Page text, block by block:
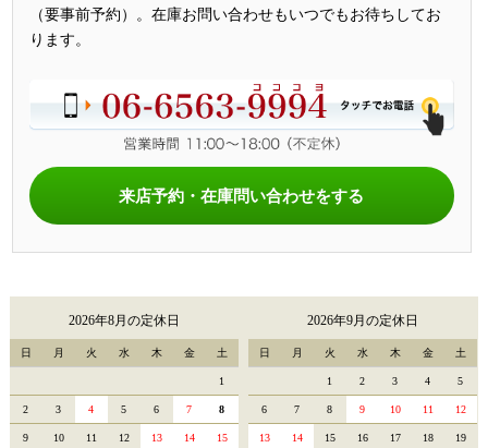
（要事前予約）。在庫お問い合わせもいつでもお待ちしてお
ります。
来店予約・在庫問い合わせをする
2026年8月の定休日
日 月 火 水 木 金 土
1
2 3 4 5 6 7 8
9 10 11 12 13 14 15
2026年9月の定休日
日 月 火 水 木 金 土
1 2 3 4 5
6 7 8 9 10 11 12
13 14 15 16 17 18 19